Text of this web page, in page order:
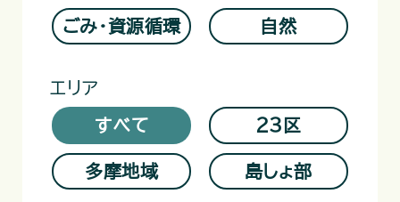
ごみ・資源循環 自然
エリア
すべて 23区
多摩地域 島しょ部